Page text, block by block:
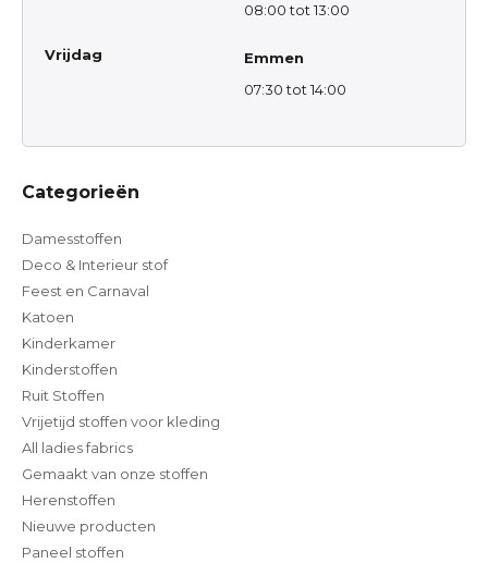
08:00 tot 13:00
Vrijdag
Emmen
07:30 tot 14:00
Categorieën
Damesstoffen
Deco & Interieur stof
Feest en Carnaval
Katoen
Kinderkamer
Kinderstoffen
Ruit Stoffen
Vrijetijd stoffen voor kleding
All ladies fabrics
Gemaakt van onze stoffen
Herenstoffen
Nieuwe producten
Paneel stoffen